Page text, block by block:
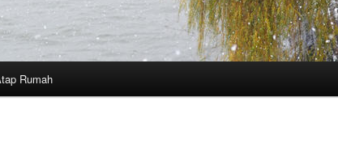
Rumah